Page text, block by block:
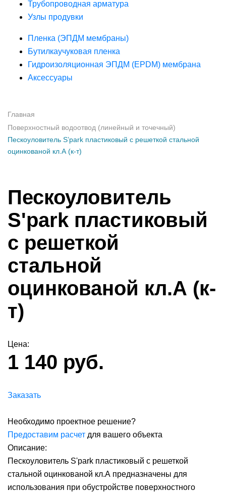
Трубопроводная арматура
Узлы продувки
Пленка (ЭПДМ мембраны)
Бутилкаучуковая пленка
Гидроизоляционная ЭПДМ (EPDM) мембрана
Аксессуары
Главная
Поверхностный водоотвод (линейный и точечный)
Пескоуловитель S’park пластиковый с решеткой стальной
оцинкованой кл.А (к-т)
Пескоуловитель
S'park пластиковый
с решеткой
стальной
оцинкованой кл.А (к-
т)
Цена:
1 140 руб.
Заказать
Необходимо проектное решение?
Предоставим расчет для вашего объекта
Описание:
Пескоуловитель S'park пластиковый с решеткой
стальной оцинкованой кл.А предназначены для
использования при обустройстве поверхностного